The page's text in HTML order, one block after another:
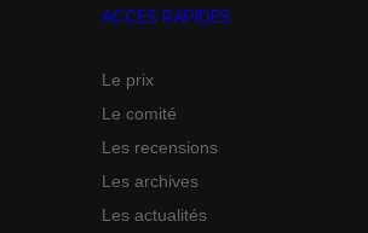
ACCES RAPIDES
Le prix
Le comité
Les recensions
Les archives
Les actualités